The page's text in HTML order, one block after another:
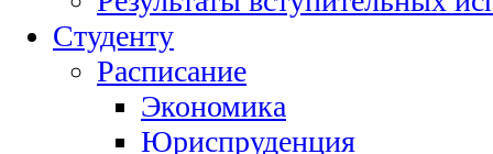
Студенту
Расписание
Экономика
Юриспруденция